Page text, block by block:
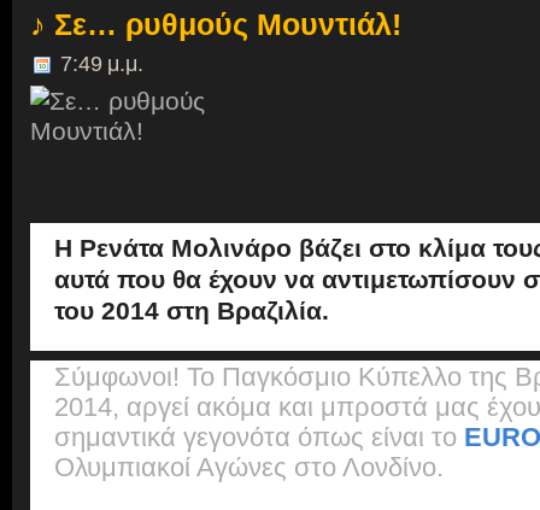
♪ Σε… ρυθμούς Μουντιάλ!
7:49 μ.μ.
Η Ρενάτα Μολινάρο βάζει στο κλίμα
αυτά που θα έχουν να αντιμετωπίσουν
του 2014 στη Βραζιλία.
Σύμφωνοι! Το Παγκόσμιο Κύπελλο της
2014, αργεί ακόμα και μπροστά μας
σημαντικά γεγονότα όπως είναι το
Ολυμπιακοί Αγώνες στο Λονδίνο.